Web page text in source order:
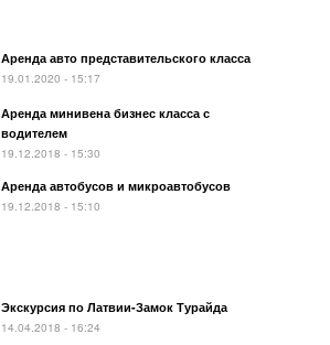
Аренда авто представительского класса
19.01.2020 - 15:17
Аренда минивена бизнес класса с
водителем
19.12.2018 - 15:30
Аренда автобусов и микроавтобусов
19.12.2018 - 15:10
Экскурсия по Латвии-Замок Турайда
14.04.2018 - 16:24